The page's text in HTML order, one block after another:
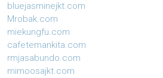
bluejasminejkt.com
Mrobak.com
miekungfu.com
cafetemankita.com
rmjasabundo.com
mimoosajkt.com